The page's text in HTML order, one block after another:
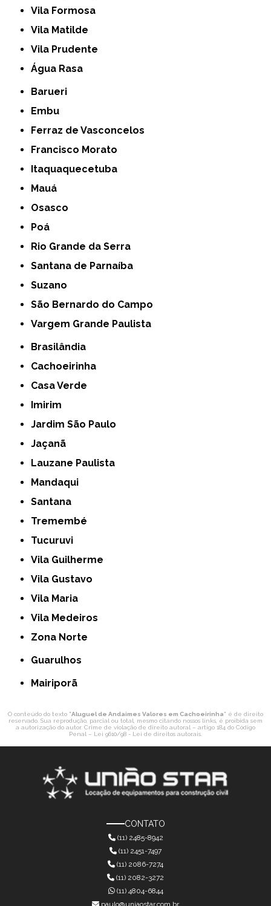
Vila Formosa
Vila Matilde
Vila Prudente
Água Rasa
Barueri
Embu
Ferraz de Vasconcelos
Francisco Morato
Itaquaquecetuba
Mauá
Osasco
Poá
Rio Grande da Serra
Santana de Parnaíba
Suzano
São Bernardo do Campo
Vargem Grande Paulista
Brasilândia
Cachoeirinha
Casa Verde
Imirim
Jardim São Paulo
Jaçanã
Lauzane Paulista
Mandaqui
Santana
Tremembé
Tucuruvi
Vila Guilherme
Vila Gustavo
Vila Maria
Vila Medeiros
Zona Norte
Guarulhos
Mairiporã
O conteúdo do texto "Aluguel de Andaimes Valores em Cachoeirinha" é de direito
reservado. Sua reprodução, parcial ou total, mesmo citando nossos links, é proibida sem
a autorização do autor. Crime de violação de direito autoral – artigo 184 do Código
Penal – Lei 9610/98 - Lei de direitos autorais
CONTATO
(11) 2485-8942
(11) 2451-7497
(11) 2086-7274
(11) 4804-6844
(11) 2082-3272
paulo@uniaostar.com.br